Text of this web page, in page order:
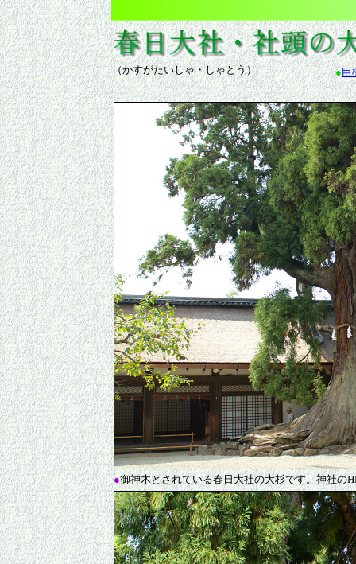
（かすがたいしゃ・しゃとう） ●巨
●御神木とされている春日大社の大杉です。神社の